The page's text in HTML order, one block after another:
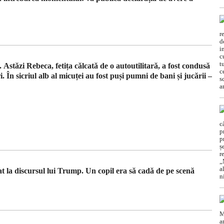
Rebeca, fetița călcată de o autoutilitară, a fost condusă
În sicriul alb al micuței au fost puși pumni de bani și jucării –
la discursul lui Trump. Un copil era să cadă de pe scenă